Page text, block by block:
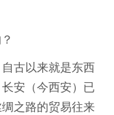
古以来就是东西
安（今西安）已
之路的贸易往来